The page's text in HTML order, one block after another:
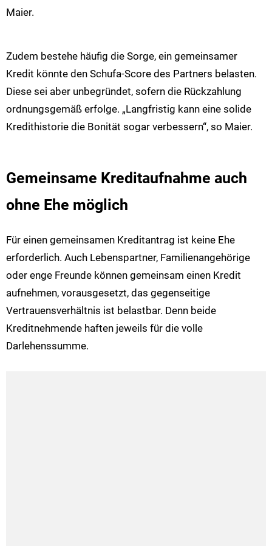
Maier.
Zudem bestehe häufig die Sorge, ein gemeinsamer
Kredit könnte den Schufa-Score des Partners belasten.
Diese sei aber unbegründet, sofern die Rückzahlung
ordnungsgemäß erfolge. „Langfristig kann eine solide
Kredithistorie die Bonität sogar verbessern“, so Maier.
Gemeinsame Kreditaufnahme auch
ohne Ehe möglich
Für einen gemeinsamen Kreditantrag ist keine Ehe
erforderlich. Auch Lebenspartner, Familienangehörige
oder enge Freunde können gemeinsam einen Kredit
aufnehmen, vorausgesetzt, das gegenseitige
Vertrauensverhältnis ist belastbar. Denn beide
Kreditnehmende haften jeweils für die volle
Darlehenssumme.